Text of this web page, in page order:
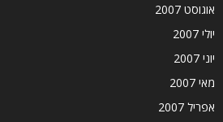
אוגוסט 2007
יולי 2007
יוני 2007
מאי 2007
אפריל 2007